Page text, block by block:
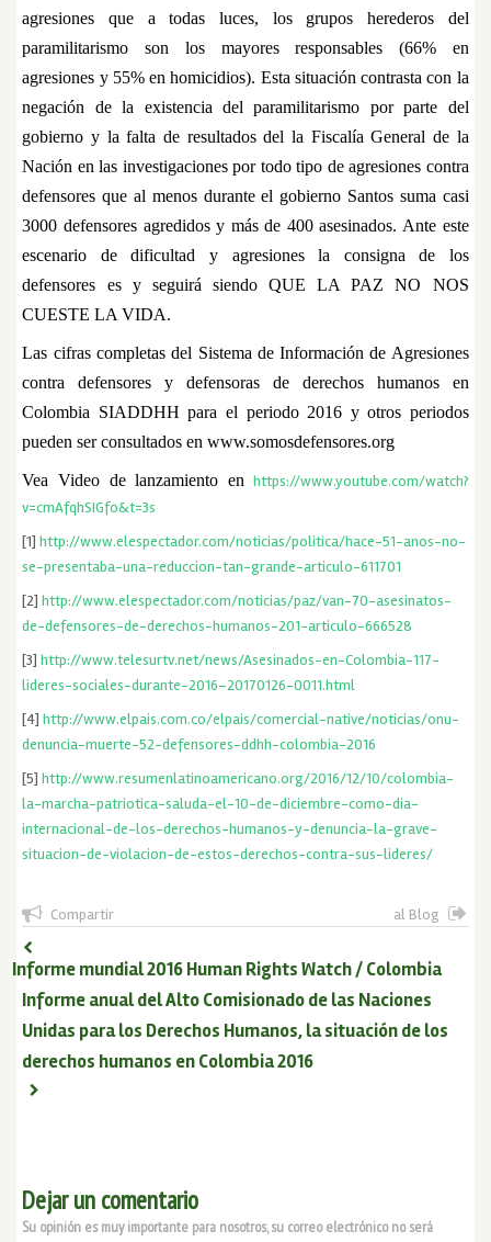
agresiones que a todas luces, los grupos herederos del
paramilitarismo son los mayores responsables (66% en
agresiones y 55% en homicidios). Esta situación contrasta con la
negación de la existencia del paramilitarismo por parte del
gobierno y la falta de resultados del la Fiscalía General de la
Nación en las investigaciones por todo tipo de agresiones contra
defensores que al menos durante el gobierno Santos suma casi
3000 defensores agredidos y más de 400 asesinados. Ante este
escenario de dificultad y agresiones la consigna de los
defensores es y seguirá siendo QUE LA PAZ NO NOS
CUESTE LA VIDA.
Las cifras completas del Sistema de Información de Agresiones
contra defensores y defensoras de derechos humanos en
Colombia SIADDHH para el periodo 2016 y otros periodos
pueden ser consultados en www.somosdefensores.org
Vea Video de lanzamiento en https://www.youtube.com/watch?
v=cmAfqhSIGfo&t=3s
[1]http://www.elespectador.com/noticias/politica/hace-51-anos-no-
se-presentaba-una-reduccion-tan-grande-articulo-611701
[2]http://www.elespectador.com/noticias/paz/van-70-asesinatos-
de-defensores-de-derechos-humanos-201-articulo-666528
[3]http://www.telesurtv.net/news/Asesinados-en-Colombia-117-
lideres-sociales-durante-2016–20170126-0011.html
[4]http://www.elpais.com.co/elpais/comercial-native/noticias/onu-
denuncia-muerte-52-defensores-ddhh-colombia-2016
[5]http://www.resumenlatinoamericano.org/2016/12/10/colombia-
la-marcha-patriotica-saluda-el-10-de-diciembre-como-dia-
internacional-de-los-derechos-humanos-y-denuncia-la-grave-
situacion-de-violacion-de-estos-derechos-contra-sus-lideres/
Compartir al Blog
Informe mundial 2016 Human Rights Watch / Colombia
Informe anual del Alto Comisionado de las Naciones
Unidas para los Derechos Humanos, la situación de los
derechos humanos en Colombia 2016
Dejar un comentario
Su opinión es muy importante para nosotros, su correo electrónico no será